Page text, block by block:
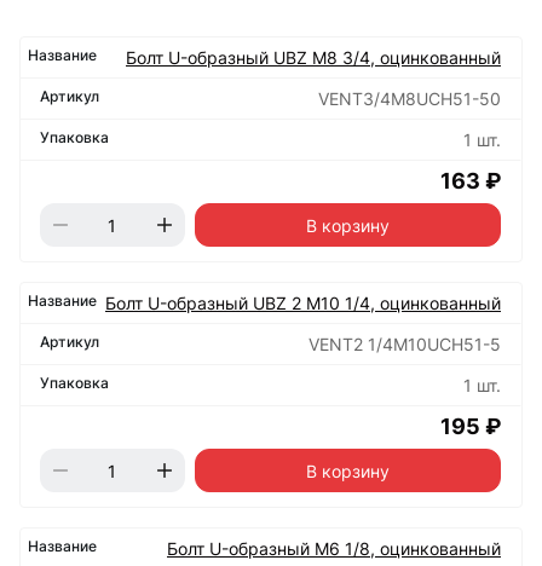
Болт U-образный UBZ М8 3/4, оцинкованный
VENT3/4M8UCH51-50
1 шт.
163 ₽
В корзину
Болт U-образный UBZ 2 М10 1/4, оцинкованный
VENT2 1/4M10UCH51-5
1 шт.
195 ₽
В корзину
Болт U-образный М6 1/8, оцинкованный